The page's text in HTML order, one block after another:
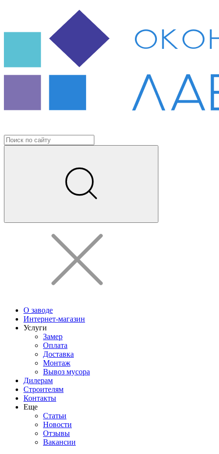
О заводе
Интернет-магазин
Услуги
Замер
Оплата
Доставка
Монтаж
Вывоз мусора
Дилерам
Строителям
Контакты
Еще
Статьи
Новости
Отзывы
Вакансии